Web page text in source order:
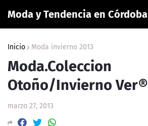
Moda y Tendencia en Córdoba
Inicio Moda invierno 2013
Moda.Coleccion
Otoño/Invierno Ver®
marzo 27, 2013